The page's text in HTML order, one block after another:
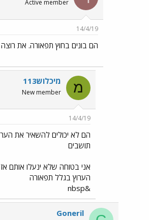
Active member
14/4/19
הם בונים בחוץ תפאורה. את
מ מיכלוש113
New member
14/4/19
הם לא יכולים להשאיר את
תושבים
אני בטוחה שלא ינעלו אותם
הערוץ בגלל תפאורה
&nbsp
Goneril